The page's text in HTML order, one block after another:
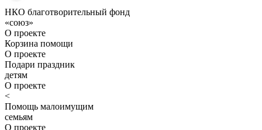
НКО благотворительный фонд
«союз»
О проекте
Корзина помощи
О проекте
Подари праздник
детям
О проекте
<
Помощь малоимущим
семьям
О проекте